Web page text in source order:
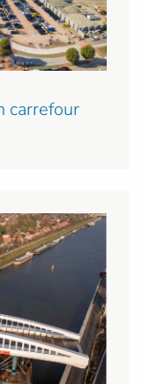
carrefour